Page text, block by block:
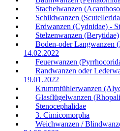
Stachelwanzen
Schildwanzen
Erdwanzen (Cydnidae) -
Stelzenwanzen (Berytidae)
Boden-oder Langwanzen
14.02.2022
Feuerwanzen
Randwanzen oder
19.01.2022
Krummfühlerwanzen
Glasflügelwanzen
Stenocephalidae
3. Cimicomorpha
Weichwanzen /